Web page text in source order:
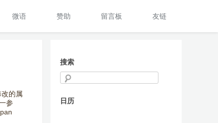
微语 赞助 留言板 友链
的属
参
搜索
日历